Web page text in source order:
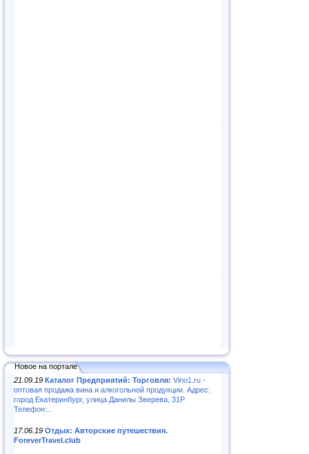
Новое на портале
21.09.19 Каталог Предприятий: Торговля: Vino1.ru -
оптовая продажа вина и алкогольной продукции. Адрес:
город Екатеринбург, улица Данилы Зверева, 31Р
Телефон:..
17.06.19 Отдых: Авторские путешествия.
ForeverTravel.club